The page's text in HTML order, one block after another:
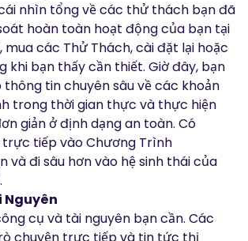
nhìn tổng về các thử thách bạn đã
hoàn toàn hoạt động của bạn tại
mua các Thử Thách, cài đặt lại hoặc
khi bạn thấy cần thiết. Giờ đây, bạn
tin chuyên sâu về các khoản
trong thời gian thực và thực hiện
giản ở định dạng an toàn. Có
trực tiếp vàoChương Trình
và đi sâu hơn vào hệ sinh thái của
Nguyên
cụ và tài nguyên bạn cần. Các
chuyện trực tiếp và tin tức thị